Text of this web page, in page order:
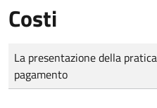
Costi
Tipo di pagamento
Importo
La presentazione della
pagamento